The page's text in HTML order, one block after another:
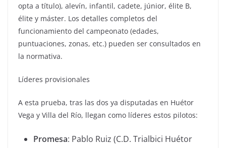
opta a título), alevín, infantil, cadete, júnior, élite B,
élite y máster. Los detalles completos del
funcionamiento del campeonato (edades,
puntuaciones, zonas, etc.) pueden ser consultados en
la normativa.
Líderes provisionales
A esta prueba, tras las dos ya disputadas en Huétor
Vega y Villa del Río, llegan como líderes estos pilotos:
Promesa: Pablo Ruiz (C.D. Trialbici Huétor